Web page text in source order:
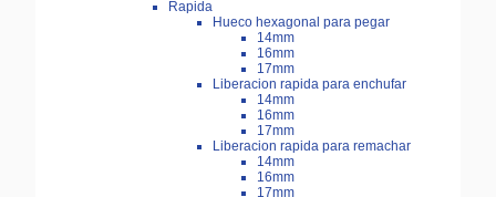
Rapida
Hueco hexagonal para pegar
14mm
16mm
17mm
Liberacion rapida para enchufar
14mm
16mm
17mm
Liberacion rapida para remachar
14mm
16mm
17mm